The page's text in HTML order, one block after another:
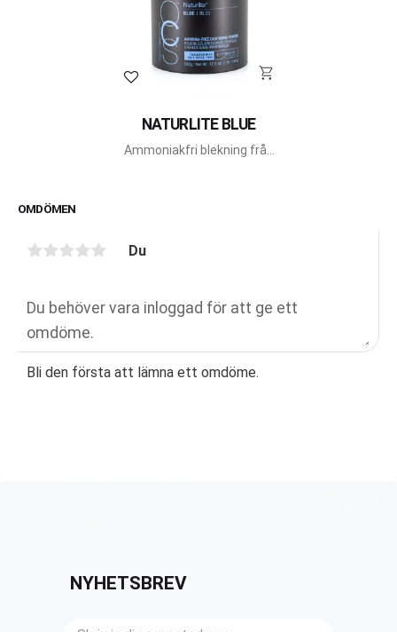
OMDÖMEN
Du
Bli den första att lämna ett omdöme.
Lägg till i favoriter
NATURLITE BLUE
Ammoniakfri blekning från
NYHETSBREV